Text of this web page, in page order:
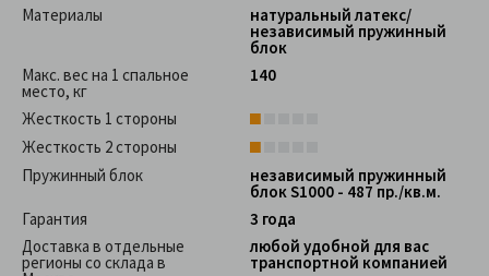
Материалы
натуральный латекс/
независимый пружинный
блок
Макс. вес на 1 спальное
место, кг
140
Жесткость 1 стороны
Жесткость 2 стороны
Пружинный блок
независимый пружинный
блок S1000 - 487 пр./кв.м.
Гарантия
3 года
Доставка в отдельные
регионы со склада в
любой удобной для вас
транспортной компанией